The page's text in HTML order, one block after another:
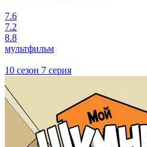
7.6
7.2
8.8
мультфильм
10 сезон 7 серия